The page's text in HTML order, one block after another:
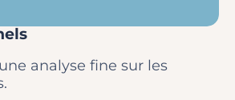
analyse fine sur les